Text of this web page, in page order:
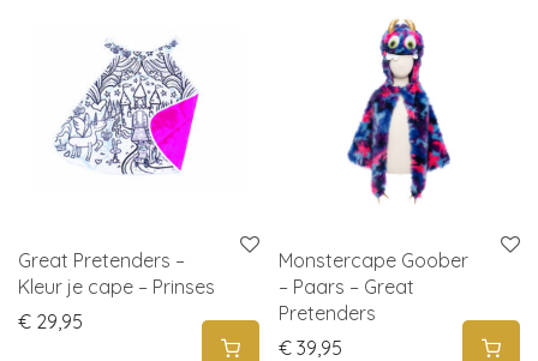
Great Pretenders –
Kleur je cape – Prinses
€ 29,95
Monstercape Goober
– Paars – Great
Pretenders
€ 39,95